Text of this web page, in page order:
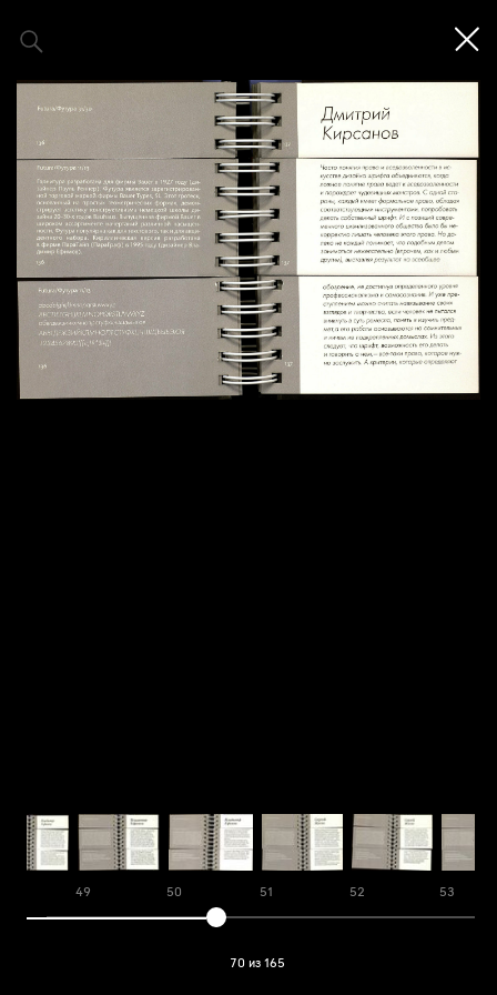
49 50 51 52 53
70 из 165